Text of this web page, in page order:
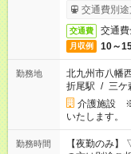
交通費別途
交通費 交通費
月収例 10～
勤務地
北九州市八幡
折尾駅 / 三ケ
介護施設 ※
いたします。
勤務時間
【夜勤のみ】 ▽シフト例 22:00～翌07:00(休憩60分) ★日勤希望